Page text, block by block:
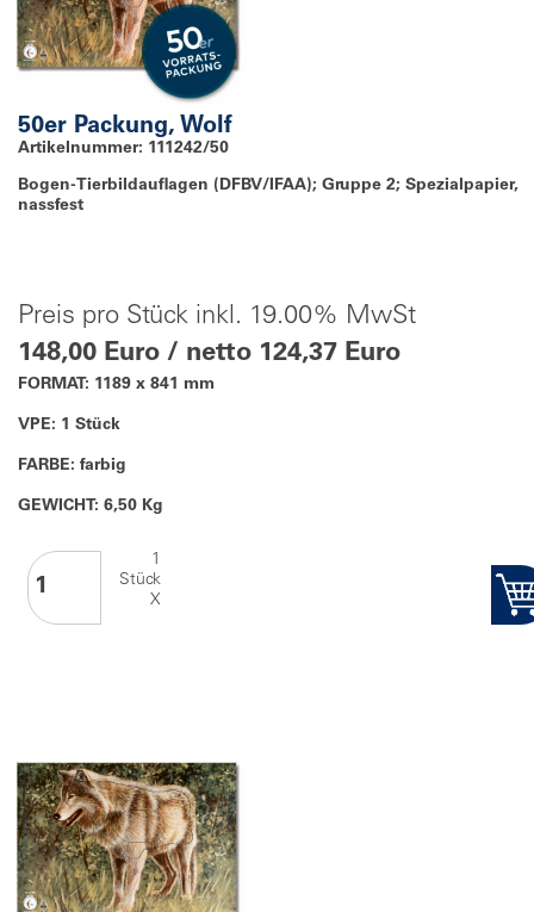
50er Packung, Wolf
Artikelnummer: 111242/50
Bogen-Tierbildauflagen (DFBV/IFAA); Gruppe 2; Spezialpapier,
nassfest
Preis pro Stück inkl. 19.00% MwSt
148,00 Euro / netto 124,37 Euro
FORMAT: 1189 x 841 mm
VPE: 1 Stück
FARBE: farbig
GEWICHT: 6,50 Kg
1
Stück
X